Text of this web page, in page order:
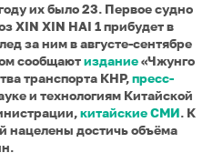
их было 23. Первое судно
XIN XIN HAI 1 прибудет в
за ним в августе-сентябре
сообщаютиздание«Чжунго
транспорта КНР,пресс-
и технологиям Китайской
китайские СМИ. К
нацелены достичь объёма